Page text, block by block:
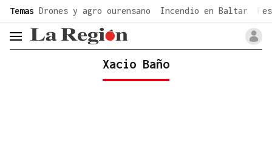
Temas Drones y agro ourensano Incendio en Baltar
header.menu.open
Xacio Baño